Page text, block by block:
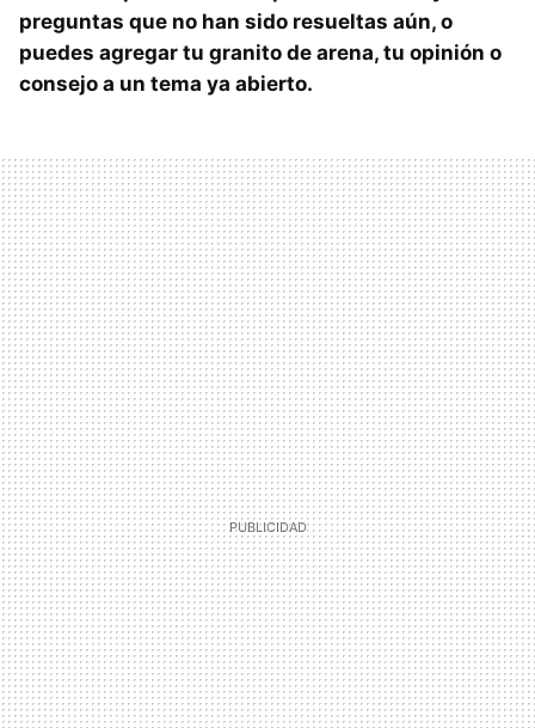
preguntas que no han sido resueltas aún, o
puedes agregar tu granito de arena, tu opinión o
consejo a un tema ya abierto.